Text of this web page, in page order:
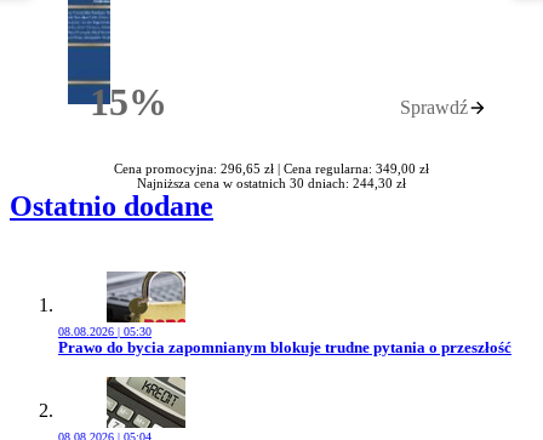
15%Rabatu Sprawdź
Cena promocyjna: 296,65 zł | Cena regularna: 349,00 zł
Najniższa cena w ostatnich 30 dniach: 244,30 zł
Ostatnio dodane
08.08.2026 | 05:30
Przejdź do artykułu:
Prawo do bycia zapomnianym blokuje trudne pytania o przeszłość
08.08.2026 | 05:04